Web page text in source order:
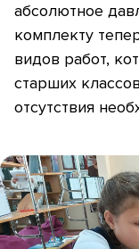
абсолютное
комплекту
видов работ,
старших
отсутствия